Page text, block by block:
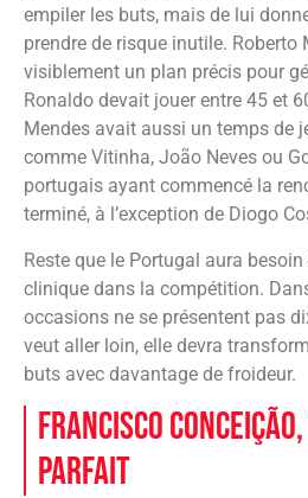
empiler les buts, mais de lui
prendre de risque inutile. Roberto
visiblement un plan précis pour
Ronaldo devait jouer entre 45 et
Mendes avait aussi un temps de
comme Vitinha, João Neves ou
portugais ayant commencé la
terminé, à l’exception de Diogo
Reste que le Portugal aura
clinique dans la compétition.
occasions ne se présentent pas
veut aller loin, elle devra
buts avec davantage de froideur.
Francisco
parfait